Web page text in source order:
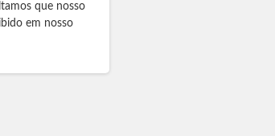
que nosso
em nosso